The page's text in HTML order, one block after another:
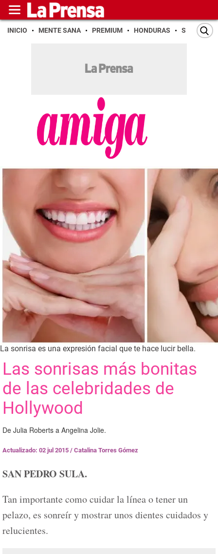
INICIO MENTE SANA PREMIUM HONDURAS SAN PEDRO
La sonrisa es una expresión facial que te hace lucir bella.
Las sonrisas más bonitas
de las celebridades de
Hollywood
De Julia Roberts a Angelina Jolie.
Actualizado: 02 jul 2015 / Catalina Torres Gómez
SAN PEDRO SULA.
Tan importante como cuidar la línea o tener un
pelazo, es sonreír y mostrar unos dientes cuidados y
relucientes.